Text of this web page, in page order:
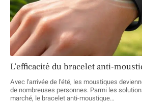
L’efficacité du bracelet anti-
Avec l'arrivée de l'été, les moustiques
de nombreuses personnes. Parmi les
marché, le bracelet anti-moustique…